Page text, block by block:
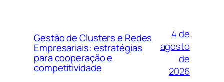
Gestão de Clusters e Redes
Empresariais: estratégias
para cooperação e
competitividade
4 de
agosto
de
2026